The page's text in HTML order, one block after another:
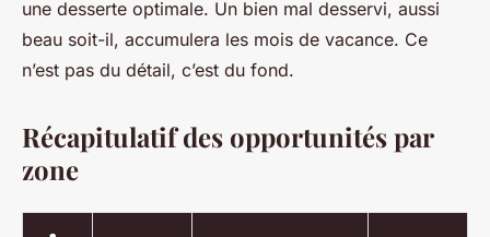
une desserte optimale. Un bien mal desservi, aussi
beau soit-il, accumulera les mois de vacance. Ce
n’est pas du détail, c’est du fond.
Récapitulatif des opportunités par
zone